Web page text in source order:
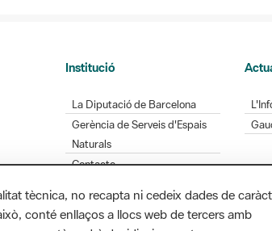
Institució
La Diputació de Barcelona
Gerència de Serveis d'Espais
Naturals
Contacte
tècnica, no recapta ni cedeix dades de
conté enllaços a llocs web de tercers amb